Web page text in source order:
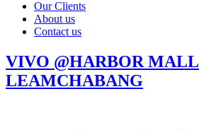
Our Clients
About us
Contact us
VIVO @HARBOR MALL
LEAMCHABANG